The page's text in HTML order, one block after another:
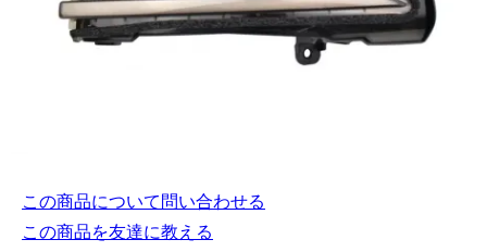
この商品について問い合わせる
この商品を友達に教える